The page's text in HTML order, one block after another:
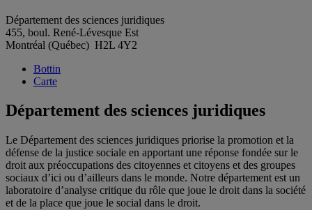
Département des sciences juridiques
455, boul. René-Lévesque Est
Montréal (Québec) H2L 4Y2
Bottin
Carte
Département des sciences juridiques
Le Département des sciences juridiques priorise la promotion et la
défense de la justice sociale en apportant une réponse fondée sur le
droit aux préoccupations des citoyennes et citoyens et des groupes
sociaux d’ici ou d’ailleurs dans le monde. Notre département est un
laboratoire d’analyse critique du rôle que joue le droit dans la société
et de la place que joue le social dans le droit.